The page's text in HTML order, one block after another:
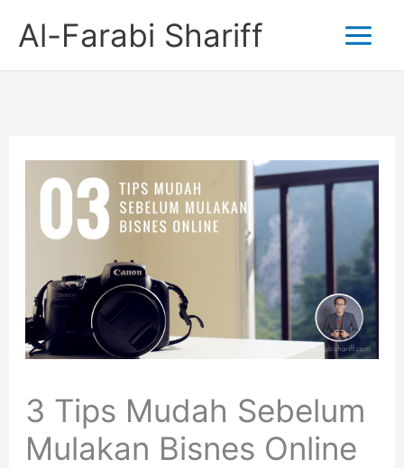
Al-Farabi Shariff
3 Tips Mudah Sebelum
Mulakan Bisnes Online